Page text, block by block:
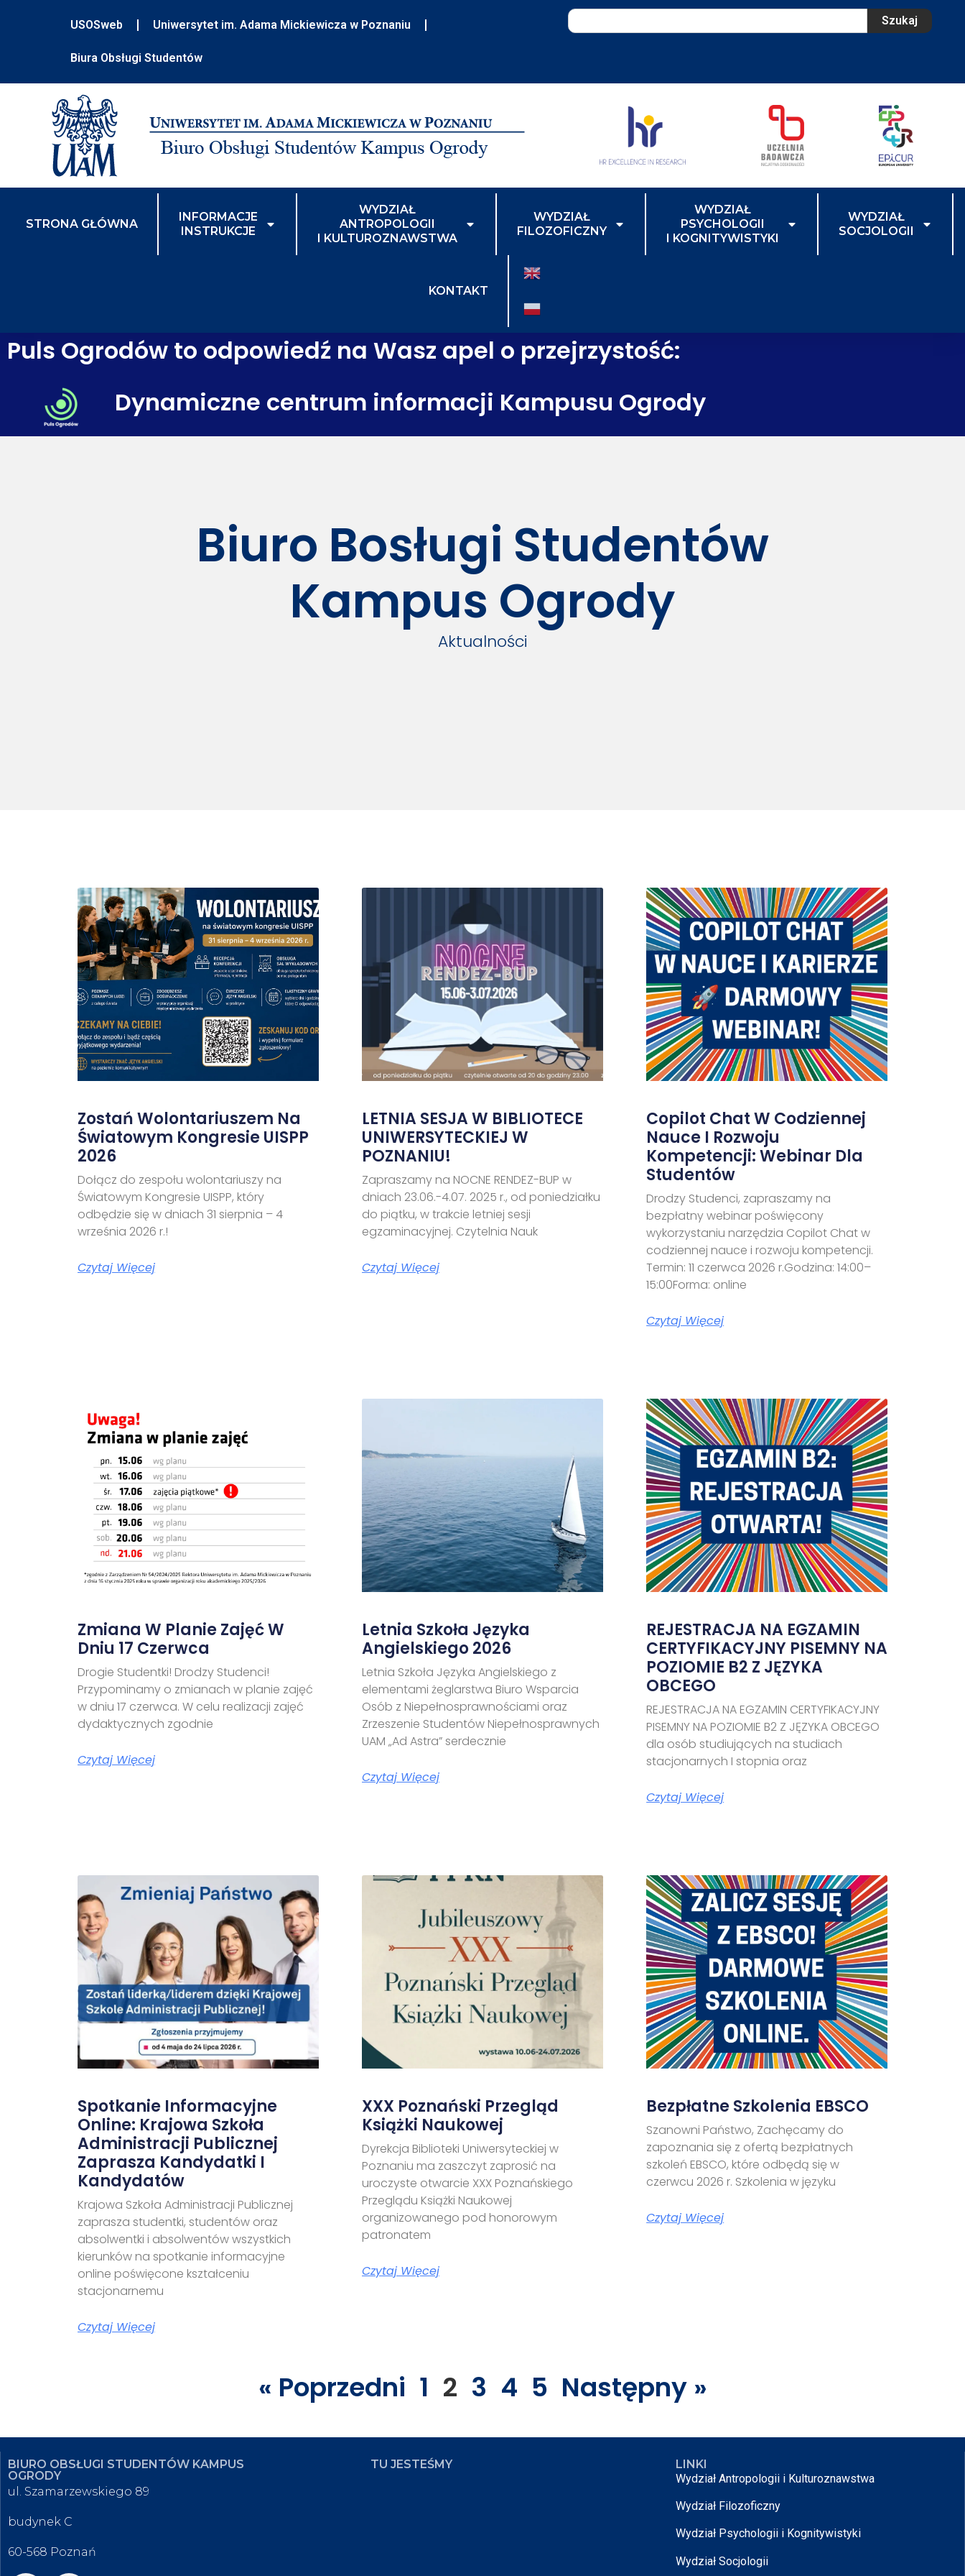
USOSweb Uniwersytet im. Adama Mickiewicza w Poznaniu
Biura Obsługi Studentów
Szukaj
STRONA GŁÓWNA
INFORMACJE
INSTRUKCJE
WYDZIAŁ
ANTROPOLOGII
I KULTUROZNAWSTWA
WYDZIAŁ
FILOZOFICZNY
WYDZIAŁ
PSYCHOLOGII
I KOGNITYWISTYKI
WYDZIAŁ
SOCJOLOGII
KONTAKT
Puls Ogrodów to odpowiedź na Wasz apel o przejrzystość:
Dynamiczne centrum informacji Kampusu Ogrody
Biuro Bosługi Studentów
Kampus Ogrody
Aktualności
Zostań Wolontariuszem Na
Światowym Kongresie UISPP
2026
Dołącz do zespołu wolontariuszy na
Światowym Kongresie UISPP, który
odbędzie się w dniach 31 sierpnia – 4
września 2026 r.!
Czytaj Więcej
LETNIA SESJA W BIBLIOTECE
UNIWERSYTECKIEJ W
POZNANIU!
Zapraszamy na NOCNE RENDEZ-BUP w
dniach 23.06.-4.07. 2025 r., od poniedziałku
do piątku, w trakcie letniej sesji
egzaminacyjnej. Czytelnia Nauk
Czytaj Więcej
Copilot Chat W Codziennej
Nauce I Rozwoju
Kompetencji: Webinar Dla
Studentów
Drodzy Studenci, zapraszamy na
bezpłatny webinar poświęcony
wykorzystaniu narzędzia Copilot Chat w
codziennej nauce i rozwoju kompetencji.
Termin: 11 czerwca 2026 r.Godzina: 14:00–
15:00Forma: online
Czytaj Więcej
Zmiana W Planie Zajęć W
Dniu 17 Czerwca
Drogie Studentki! Drodzy Studenci!
Przypominamy o zmianach w planie zajęć
w dniu 17 czerwca. W celu realizacji zajęć
dydaktycznych zgodnie
Czytaj Więcej
Letnia Szkoła Języka
Angielskiego 2026
Letnia Szkoła Języka Angielskiego z
elementami żeglarstwa Biuro Wsparcia
Osób z Niepełnosprawnościami oraz
Zrzeszenie Studentów Niepełnosprawnych
UAM „Ad Astra” serdecznie
Czytaj Więcej
REJESTRACJA NA EGZAMIN
CERTYFIKACYJNY PISEMNY NA
POZIOMIE B2 Z JĘZYKA
OBCEGO
REJESTRACJA NA EGZAMIN CERTYFIKACYJNY
PISEMNY NA POZIOMIE B2 Z JĘZYKA OBCEGO
dla osób studiujących na studiach
stacjonarnych I stopnia oraz
Czytaj Więcej
Spotkanie Informacyjne
Online: Krajowa Szkoła
Administracji Publicznej
Zaprasza Kandydatki I
Kandydatów
Krajowa Szkoła Administracji Publicznej
zaprasza studentki, studentów oraz
absolwentki i absolwentów wszystkich
kierunków na spotkanie informacyjne
online poświęcone kształceniu
stacjonarnemu
Czytaj Więcej
XXX Poznański Przegląd
Książki Naukowej
Dyrekcja Biblioteki Uniwersyteckiej w
Poznaniu ma zaszczyt zaprosić na
uroczyste otwarcie XXX Poznańskiego
Przeglądu Książki Naukowej
organizowanego pod honorowym
patronatem
Czytaj Więcej
Bezpłatne Szkolenia EBSCO
Szanowni Państwo, Zachęcamy do
zapoznania się z ofertą bezpłatnych
szkoleń EBSCO, które odbędą się w
czerwcu 2026 r. Szkolenia w języku
Czytaj Więcej
« Poprzedni 1 2 3 4 5 Następny »
BIURO OBSŁUGI STUDENTÓW KAMPUS
OGRODY
ul. Szamarzewskiego 89
budynek C
60-568 Poznań
TU JESTEŚMY
LINKI
Wydział Antropologii i Kulturoznawstwa
Wydział Filozoficzny
Wydział Psychologii i Kognitywistyki
Wydział Socjologii